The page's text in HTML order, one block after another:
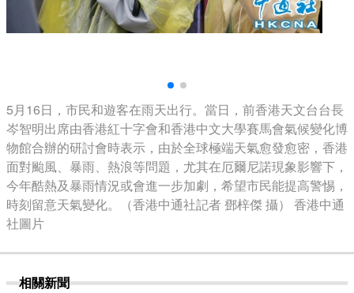
5月16日，市民和遊客在雨天出行。當日，前香港天文台台長
岑智明出席由香港紅十字會和香港中文大學賽馬會氣候變化博
物館合辦的研討會時表示，由於全球極端天氣愈發愈密，香港
面對颱風、暴雨、熱浪等問題，尤其在厄爾尼諾現象影響下，
今年酷熱及暴雨情況或會進一步加劇，希望市民能提高警惕，
時刻留意天氣變化。（香港中通社記者 鄧梓傑 攝） 香港中通
社圖片
相關新聞